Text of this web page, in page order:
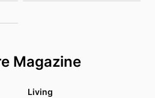
Magazine
Living